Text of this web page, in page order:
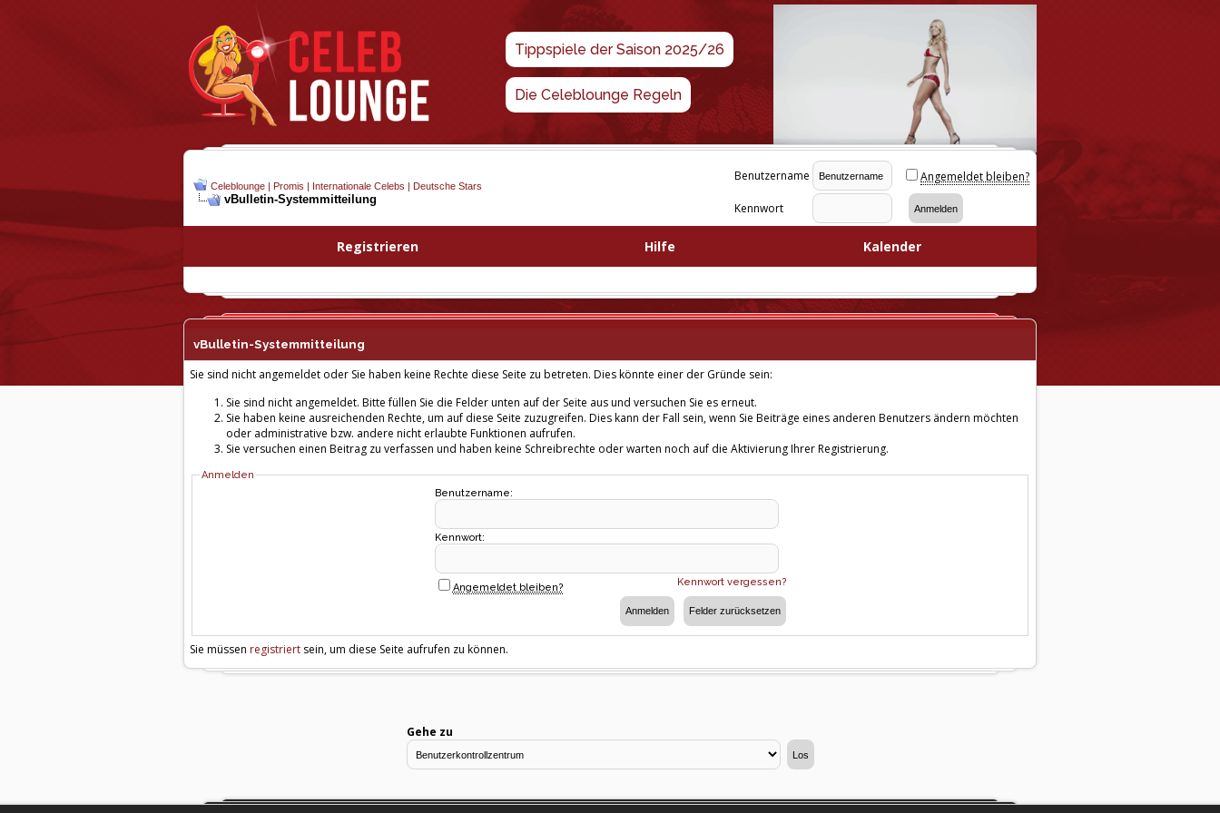
Tippspiele der Saison 2025/26
Die Celeblounge Regeln
Celeblounge | Promis | Internationale Celebs | Deutsche Stars
vBulletin-Systemmitteilung
Benutzername Angemeldet bleiben?
Kennwort
Registrieren Hilfe Kalender
vBulletin-Systemmitteilung
Sie sind nicht angemeldet oder Sie haben keine Rechte diese Seite zu betreten. Dies könnte einer der Gründe sein:
Sie sind nicht angemeldet. Bitte füllen Sie die Felder unten auf der Seite aus und versuchen Sie es erneut.
Sie haben keine ausreichenden Rechte, um auf diese Seite zuzugreifen. Dies kann der Fall sein, wenn Sie Beiträge eines anderen Benutzers ändern möchten
oder administrative bzw. andere nicht erlaubte Funktionen aufrufen.
Sie versuchen einen Beitrag zu verfassen und haben keine Schreibrechte oder warten noch auf die Aktivierung Ihrer Registrierung.
Anmelden
Benutzername:
Kennwort:
Kennwort vergessen?
Angemeldet bleiben?
Sie müssen registriert sein, um diese Seite aufrufen zu können.
Gehe zu